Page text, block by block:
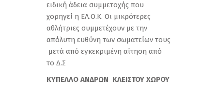
ειδική άδεια συμμετοχής που
χορηγεί η ΕΛ.Ο.Κ. Οι μικρότερες
αθλήτριες συμμετέχουν με την
απόλυτη ευθύνη των σωματείων τους
μετά από εγκεκριμένη αίτηση από
το Δ.Σ
ΚΥΠΕΛΛΟ ΑΝΔΡΩΝ ΚΛΕΙΣΤΟΥ ΧΩΡΟΥ